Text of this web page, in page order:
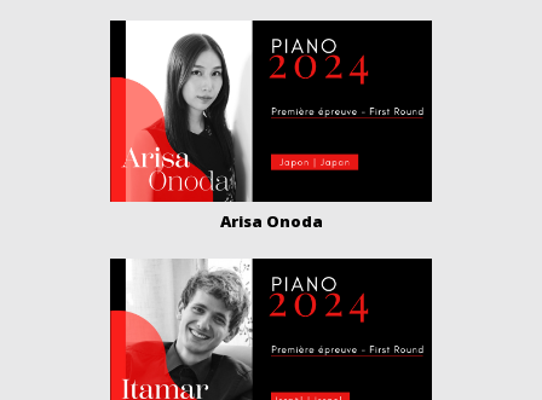
Arisa Onoda